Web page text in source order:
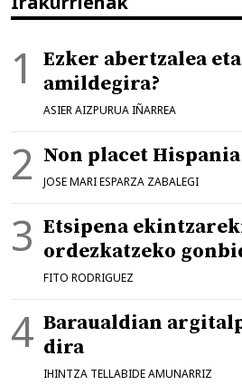
Ezker abertzalea
amildegira?
ASIER AIZPURUA IÑARREA
Non placet Hispania
JOSE MARI ESPARZA ZABALEGI
Etsipena
ordezkatzeko
FITO RODRIGUEZ
Baraualdian
dira
IHINTZA TELLABIDE AMUNARRIZ